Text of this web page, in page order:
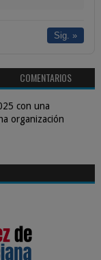
Sig. »
COMENTARIOS
con una
organización